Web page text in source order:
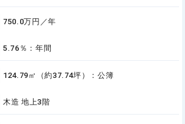
750.0万円／年
5.76％：年間
124.79㎡（約37.74坪）：公簿
木造 地上3階